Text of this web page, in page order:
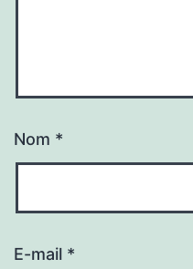
Nom *
E-mail *